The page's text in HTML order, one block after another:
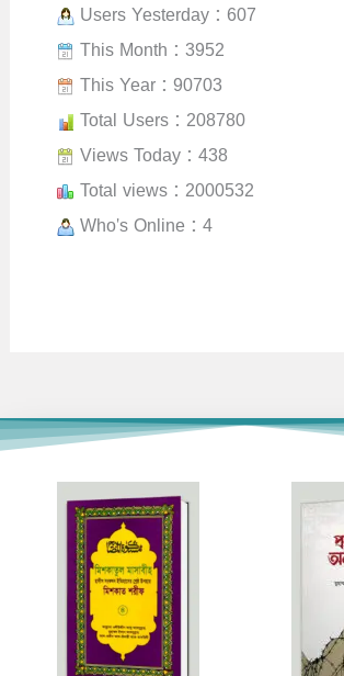
Users Yesterday : 607
This Month : 3952
This Year : 90703
Total Users : 208780
Views Today : 438
Total views : 2000532
Who's Online : 4